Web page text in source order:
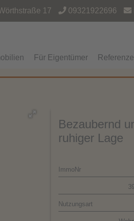
17 09321922696
Für Eigentümer
Bezaubernd
ruhiger Lage
ImmoNr
Nutzungsart